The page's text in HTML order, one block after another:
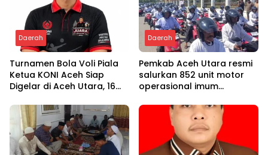
Daerah
Turnamen Bola Voli Piala
Ketua KONI Aceh Siap
Digelar di Aceh Utara, 16
Ambil Bagian
Daerah
Pemkab Aceh Utara resmi
salurkan 852 unit motor
operasional imum